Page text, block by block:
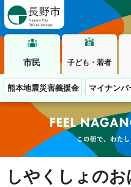
市民 子ども・若者
熊本地震災害義援金 マイナンバ
この街で、わた
しやくしょのお